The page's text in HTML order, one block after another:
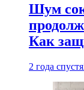
Шум
Как
2 года спустя